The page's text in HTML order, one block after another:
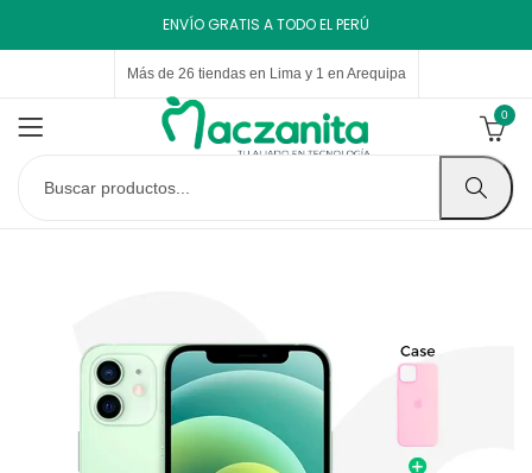
ENVÍO GRATIS A TODO EL PERÚ
Más de 26 tiendas en Lima y 1 en Arequipa
0